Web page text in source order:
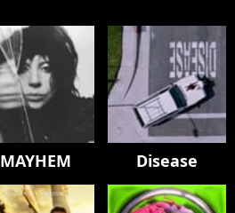
MAYHEM Disease